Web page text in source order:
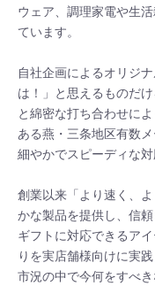
ウェア、調理家電や生
ています。
自社企画によるオリジ
は！」と思えるものだ
と綿密な打ち合わせに
ある燕・三条地区有数
細やかでスピーディな
創業以来「より速く、
かな製品を提供し、信
ギフトに対応できるア
りを実店舗様向けに実
市況の中で今何をすべ